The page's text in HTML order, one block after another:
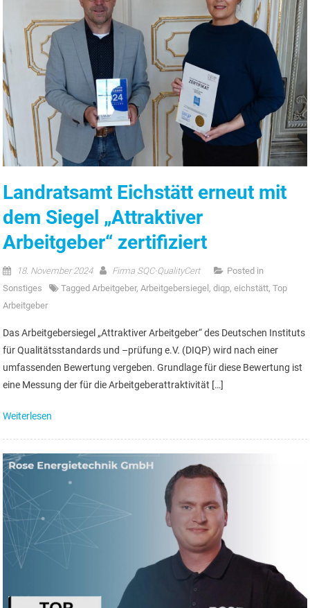
Landratsamt Eichstätt erneut mit
dem Siegel „Attraktiver
Arbeitgeber“ zertifiziert
18. November 2024 Firma SQC-QualityCert
Posted in
Sonstiges
Tagged Arbeitgeber, Arbeitgebersiegel ,diqp,eichstätt,Top
Arbeitgeber
Das Arbeitgebersiegel „Attraktiver Arbeitgeber“ des Deutschen Instituts
für Qualitätsstandards und –prüfung e.V. (DIQP) wird nach einer
umfassenden Bewertung vergeben. Grundlage für diese Bewertung ist
eine Messung der für die Arbeitgeberattraktivität […]
Weiterlesen